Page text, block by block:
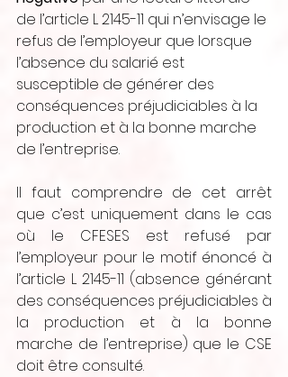
de l’article L 2145-11 qui n’envisage le
refus de l’employeur que lorsque
l’absence du salarié est
susceptible de générer des
conséquences préjudiciables à la
production et à la bonne marche
de l’entreprise.
Il faut comprendre de cet arrêt
que c’est uniquement dans le cas
où le CFESES est refusé par
l’employeur pour le motif énoncé à
l’article L 2145-11 (absence générant
des conséquences préjudiciables à
la production et à la bonne
marche de l’entreprise) que le CSE
doit être consulté.